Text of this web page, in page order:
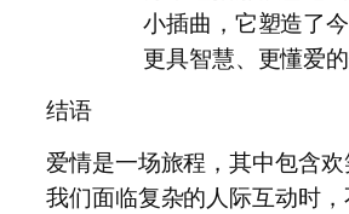
小插曲，它塑造了今
更具智慧、更懂爱的
结语
爱情是一场旅程，其中包含
我们面临复杂的人际互动时